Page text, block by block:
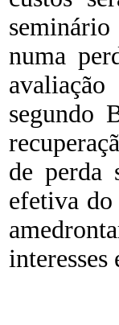
numa
segundo
de perda
efetiva
interesses